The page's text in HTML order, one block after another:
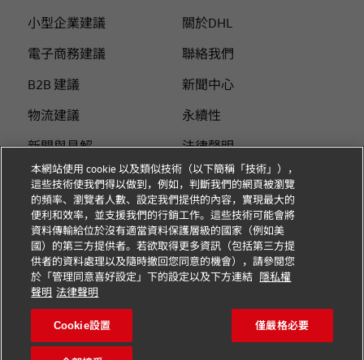
小型企業建議
電子商務建議
B2B 建議
物流建議
新聞與見解
使用DHL 寄件
個人付費指南
關於DHL
聯絡我們
新聞中心
永續性
法律聲明
使用條款
隱私
Cookie 设置
關注我們
本網站使用 cookie 以及類似技術（以下簡稱「技術」），
這些技術使我們得以做到，例如，判斷我們的網頁被瀏覽
的頻率、瀏覽者人數、設定我們提供的內容，實現最大的
便利和效率，並支援我們的行銷工作。這些技術可能會將
資料傳輸給位於沒有適當資料保護層級的國家（例如美
國）的第三方提供者。若欲取得更多資訊（包括第三方提
供者的資料處理以及隨時撤回您同意的機會），請參閱您
於「管理同意喜好設定」下的設定以及下方連結
隱私權
聲明 法律聲明
Cookie設置 僅嚴格必要